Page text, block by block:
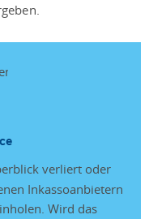
verliert oder
Inkassoanbietern
Wird das